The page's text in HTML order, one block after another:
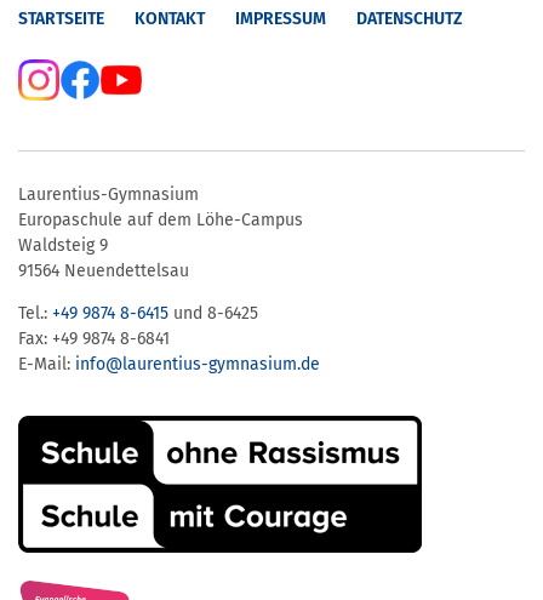
STARTSEITE KONTAKT IMPRESSUM DATENSCHUTZ
Laurentius-Gymnasium
Europaschule auf dem Löhe-Campus
Waldsteig 9
91564 Neuendettelsau
Tel.: +49 9874 8-6415 und 8-6425
Fax: +49 9874 8-6841
E-Mail: info@laurentius-gymnasium.de